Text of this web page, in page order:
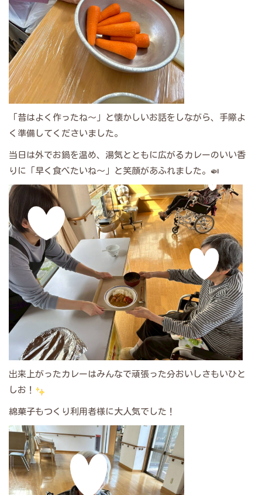
「昔はよく作ったね～」と懐かしいお話をしながら、手際よ
く準備してくださいました。
当日は外でお鍋を温め、湯気とともに広がるカレーのいい香
りに「早く食べたいね～」と笑顔があふれました。🍛
出来上がったカレーはみんなで頑張った分おいしさもいひと
しお！
綿菓子もつくり利用者様に大人気でした！